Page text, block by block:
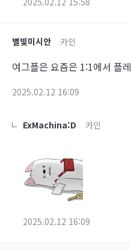
별빛미시안 카인
여그플은 요즘은 1:1에서 플
2025.02.12 16:09
ExMachina:D 카인
2025.02.12 16:09